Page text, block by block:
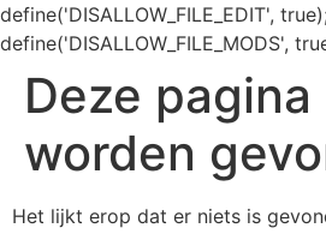
define('DISALLOW_FILE_EDIT',
define('DISALLOW_FILE_MODS',
Deze
worden
Het lijkt erop dat er niets is